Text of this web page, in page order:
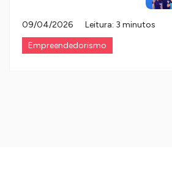
09/04/2026
Leitura: 3 minutos
Empreendedorismo